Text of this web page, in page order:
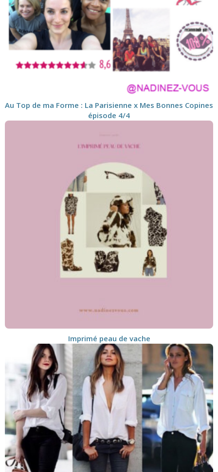
Au Top de ma Forme : La Parisienne x Mes Bonnes Copines
épisode 4/4
Imprimé peau de vache